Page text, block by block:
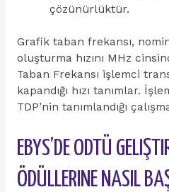
çözünürlüktür.
Grafik taban frekansı,
oluşturma hızını MHz
Taban Frekansı işlemci
kapandığı hızı tanımlar.
TDP’nin tanımlandığı
EBYS’DE ODTÜ
ÖDÜLLERINE NASIL